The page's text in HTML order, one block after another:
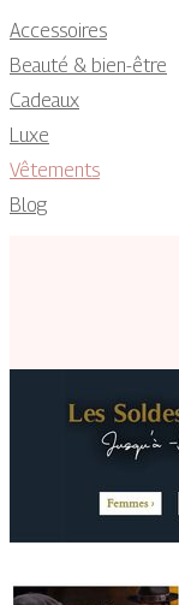
Accessoires
Beauté & bien-être
Cadeaux
Luxe
Vêtements
Blog